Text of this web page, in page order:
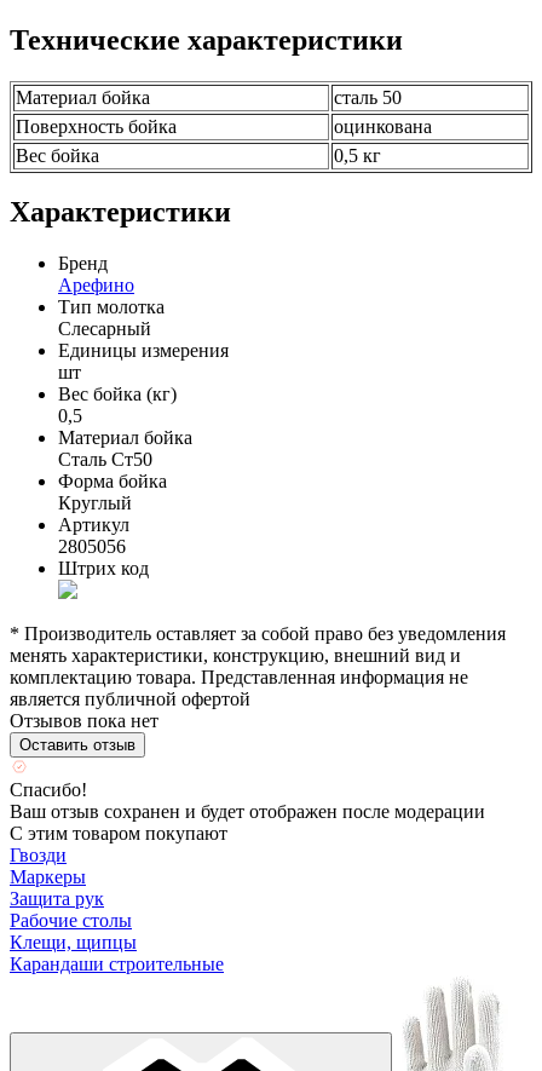
Технические характеристики
Материал бойка
сталь 50
Поверхность бойка
оцинкована
Вес бойка
0,5 кг
Характеристики
Бренд
Арефино
Тип молотка
Слесарный
Единицы измерения
шт
Вес бойка (кг)
0,5
Материал бойка
Сталь Ст50
Форма бойка
Круглый
Артикул
2805056
Штрих код
* Производитель оставляет за собой право без уведомления
менять характеристики, конструкцию, внешний вид и
комплектацию товара. Представленная информация не
является публичной офертой
Отзывов пока нет
Оставить отзыв
Спасибо!
Ваш отзыв сохранен и будет отображен после модерации
С этим товаром покупают
Гвозди
Маркеры
Защита рук
Рабочие столы
Клещи, щипцы
Карандаши строительные